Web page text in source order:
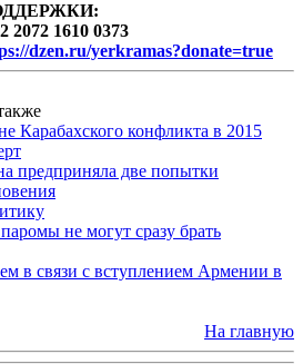
2072 1610 0373
dzen.ru/yerkramas?donate=true
Карабахского конфликта в 2015
предприняла две попытки
не могут сразу брать
в связи с вступлением Армении в
На главную